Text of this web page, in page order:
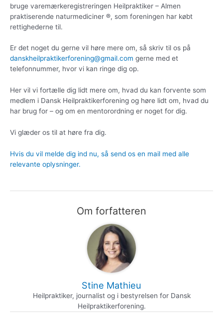
bruge varemærkeregistreringen Heilpraktiker – Almen
praktiserende naturmediciner ®, som foreningen har købt
rettighederne til.
Er det noget du gerne vil høre mere om, så skriv til os på
danskheilpraktikerforening@gmail.com gerne med et
telefonnummer, hvor vi kan ringe dig op.
Her vil vi fortælle dig lidt mere om, hvad du kan forvente som
medlem i Dansk Heilpraktikerforening og høre lidt om, hvad du
har brug for – og om en mentorordning er noget for dig.
Vi glæder os til at høre fra dig.
Hvis du vil melde dig ind nu, så send os en mail med alle
relevante oplysninger.
Om forfatteren
Stine Mathieu
Heilpraktiker, journalist og i bestyrelsen for Dansk
Heilpraktikerforening.